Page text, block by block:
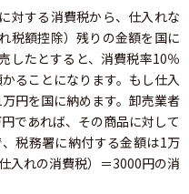
対する消費税から、仕入れな
税額控除）残りの金額を国に
したとすると、消費税率10％
ることになります。もし仕入
円を国に納めます。卸売業者
であれば、その商品に対して
税務署に納付する金額は1万
入れの消費税）＝3000円の消